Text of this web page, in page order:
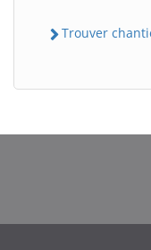
Trouver
BatiWebPro